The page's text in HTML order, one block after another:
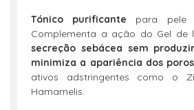
Tónico purifcante para pele
Complementa a ação do Gel de
secreção sebácea sem produzir
minimiza a apariência dos poros
ativos adstringentes como o
Hamamelis.